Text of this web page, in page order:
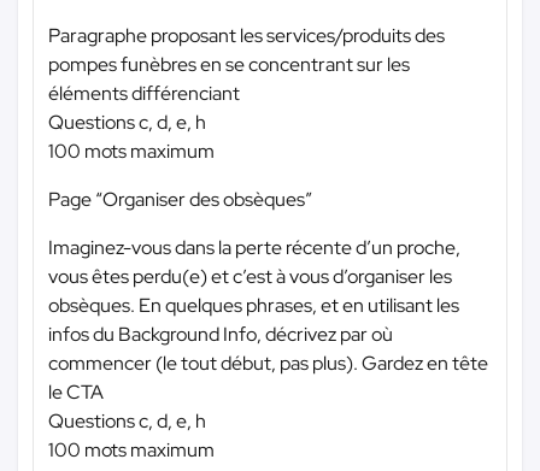
Paragraphe proposant les services/produits des
pompes funèbres en se concentrant sur les
éléments différenciant
Questions c, d, e, h
100 mots maximum
Page “Organiser des obsèques”
Imaginez-vous dans la perte récente d’un proche,
vous êtes perdu(e) et c’est à vous d’organiser les
obsèques. En quelques phrases, et en utilisant les
infos du Background Info, décrivez par où
commencer (le tout début, pas plus). Gardez en tête
le CTA
Questions c, d, e, h
100 mots maximum